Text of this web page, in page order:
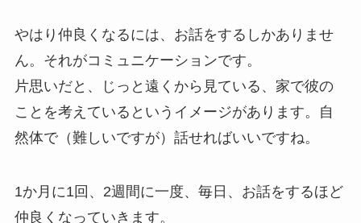
やはり仲良くなるには、お話をするしかありませ
ん。それがコミュニケーションです。
片思いだと、じっと遠くから見ている、家で彼の
ことを考えているというイメージがあります。自
然体で（難しいですが）話せればいいですね。
1か月に1回、2週間に一度、毎日、お話をするほど
仲良くなっていきます。